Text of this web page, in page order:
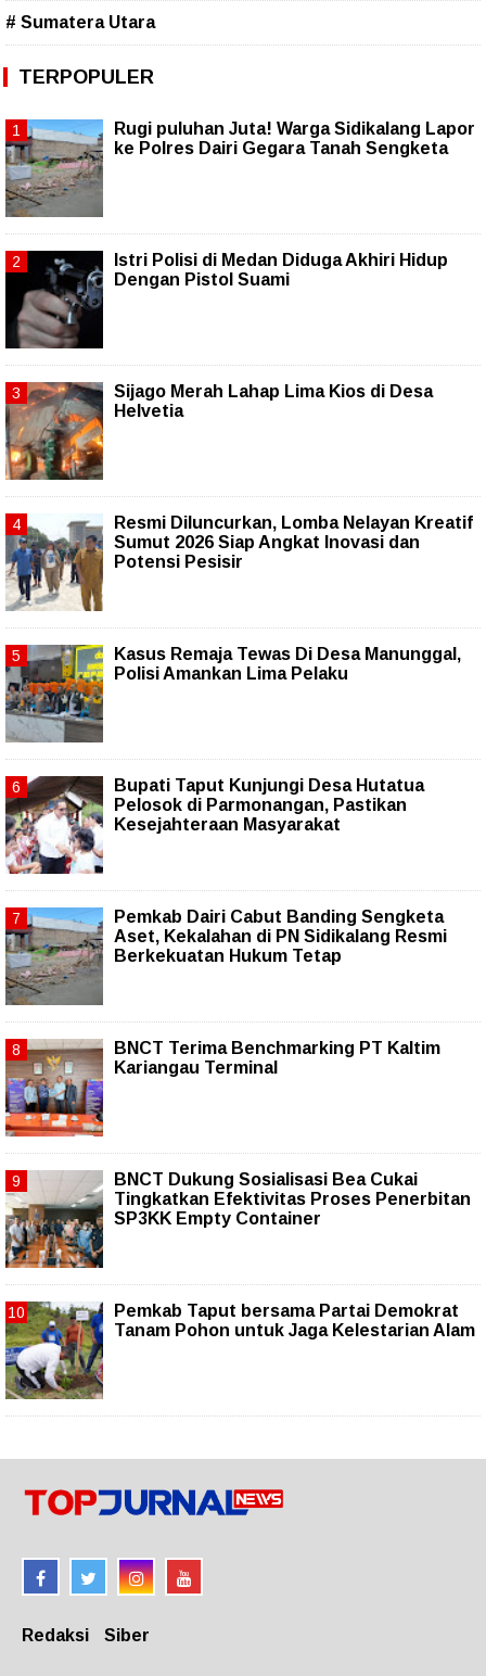
# Sumatera Utara
TERPOPULER
Rugi puluhan Juta! Warga Sidikalang Lapor
ke Polres Dairi Gegara Tanah Sengketa
Istri Polisi di Medan Diduga Akhiri Hidup
Dengan Pistol Suami
Sijago Merah Lahap Lima Kios di Desa
Helvetia
Resmi Diluncurkan, Lomba Nelayan Kreatif
Sumut 2026 Siap Angkat Inovasi dan
Potensi Pesisir
Kasus Remaja Tewas Di Desa Manunggal,
Polisi Amankan Lima Pelaku
Bupati Taput Kunjungi Desa Hutatua
Pelosok di Parmonangan, Pastikan
Kesejahteraan Masyarakat
Pemkab Dairi Cabut Banding Sengketa
Aset, Kekalahan di PN Sidikalang Resmi
Berkekuatan Hukum Tetap
BNCT Terima Benchmarking PT Kaltim
Kariangau Terminal
BNCT Dukung Sosialisasi Bea Cukai
Tingkatkan Efektivitas Proses Penerbitan
SP3KK Empty Container
Pemkab Taput bersama Partai Demokrat
Tanam Pohon untuk Jaga Kelestarian Alam
Redaksi Siber